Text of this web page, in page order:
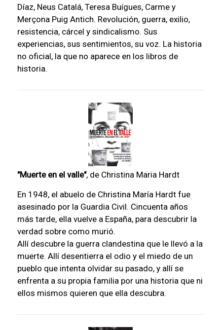
Díaz, Neus Catalá, Teresa Buígues, Carme y
Merçona Puig Antich. Revolución, guerra, exilio,
resistencia, cárcel y sindicalismo. Sus
experiencias, sus sentimientos, su voz. La historia
no oficial, la que no aparece en los libros de
historia.
"Muerte en el valle", de Christina Maria Hardt
En 1948, el abuelo de Christina María Hardt fue
asesinado por la Guardia Civil. Cincuenta años
más tarde, ella vuelve a España, para descubrir la
verdad sobre como murió.
Allí descubre la guerra clandestina que le llevó a la
muerte. Allí desentierra el odio y el miedo de un
pueblo que intenta olvidar su pasado, y allí se
enfrenta a su propia familia por una historia que ni
ellos mismos quieren que ella descubra.